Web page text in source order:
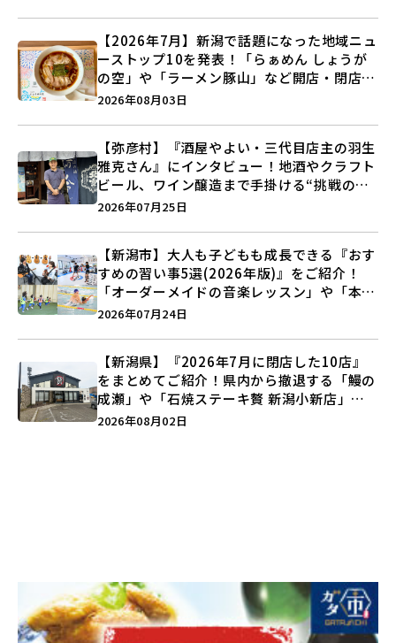
【2026年7月】新潟で話題になった地域ニュ
ーストップ10を発表！「らぁめん しょうが
の空」や「ラーメン豚山」など開店・閉店の
注目記事をランキングでご紹介♪
2026年08月03日
【弥彦村】『酒屋やよい・三代目店主の羽生
雅克さん』にインタビュー！地酒やクラフト
ビール、ワイン醸造まで手掛ける“挑戦の歴
史”に迫る♪
2026年07月25日
【新潟市】大人も子どもも成長できる『おす
すめの習い事5選(2026年版)』をご紹介！
「オーダーメイドの音楽レッスン」や「本格
キックボクシング」で新しい自分を見つけよ
2026年07月24日
【新潟県】『2026年7月に閉店した10店』
をまとめてご紹介！県内から撤退する「鰻の
成瀬」や「石焼ステーキ贅 新潟小新店」が
営業に幕…。
2026年08月02日